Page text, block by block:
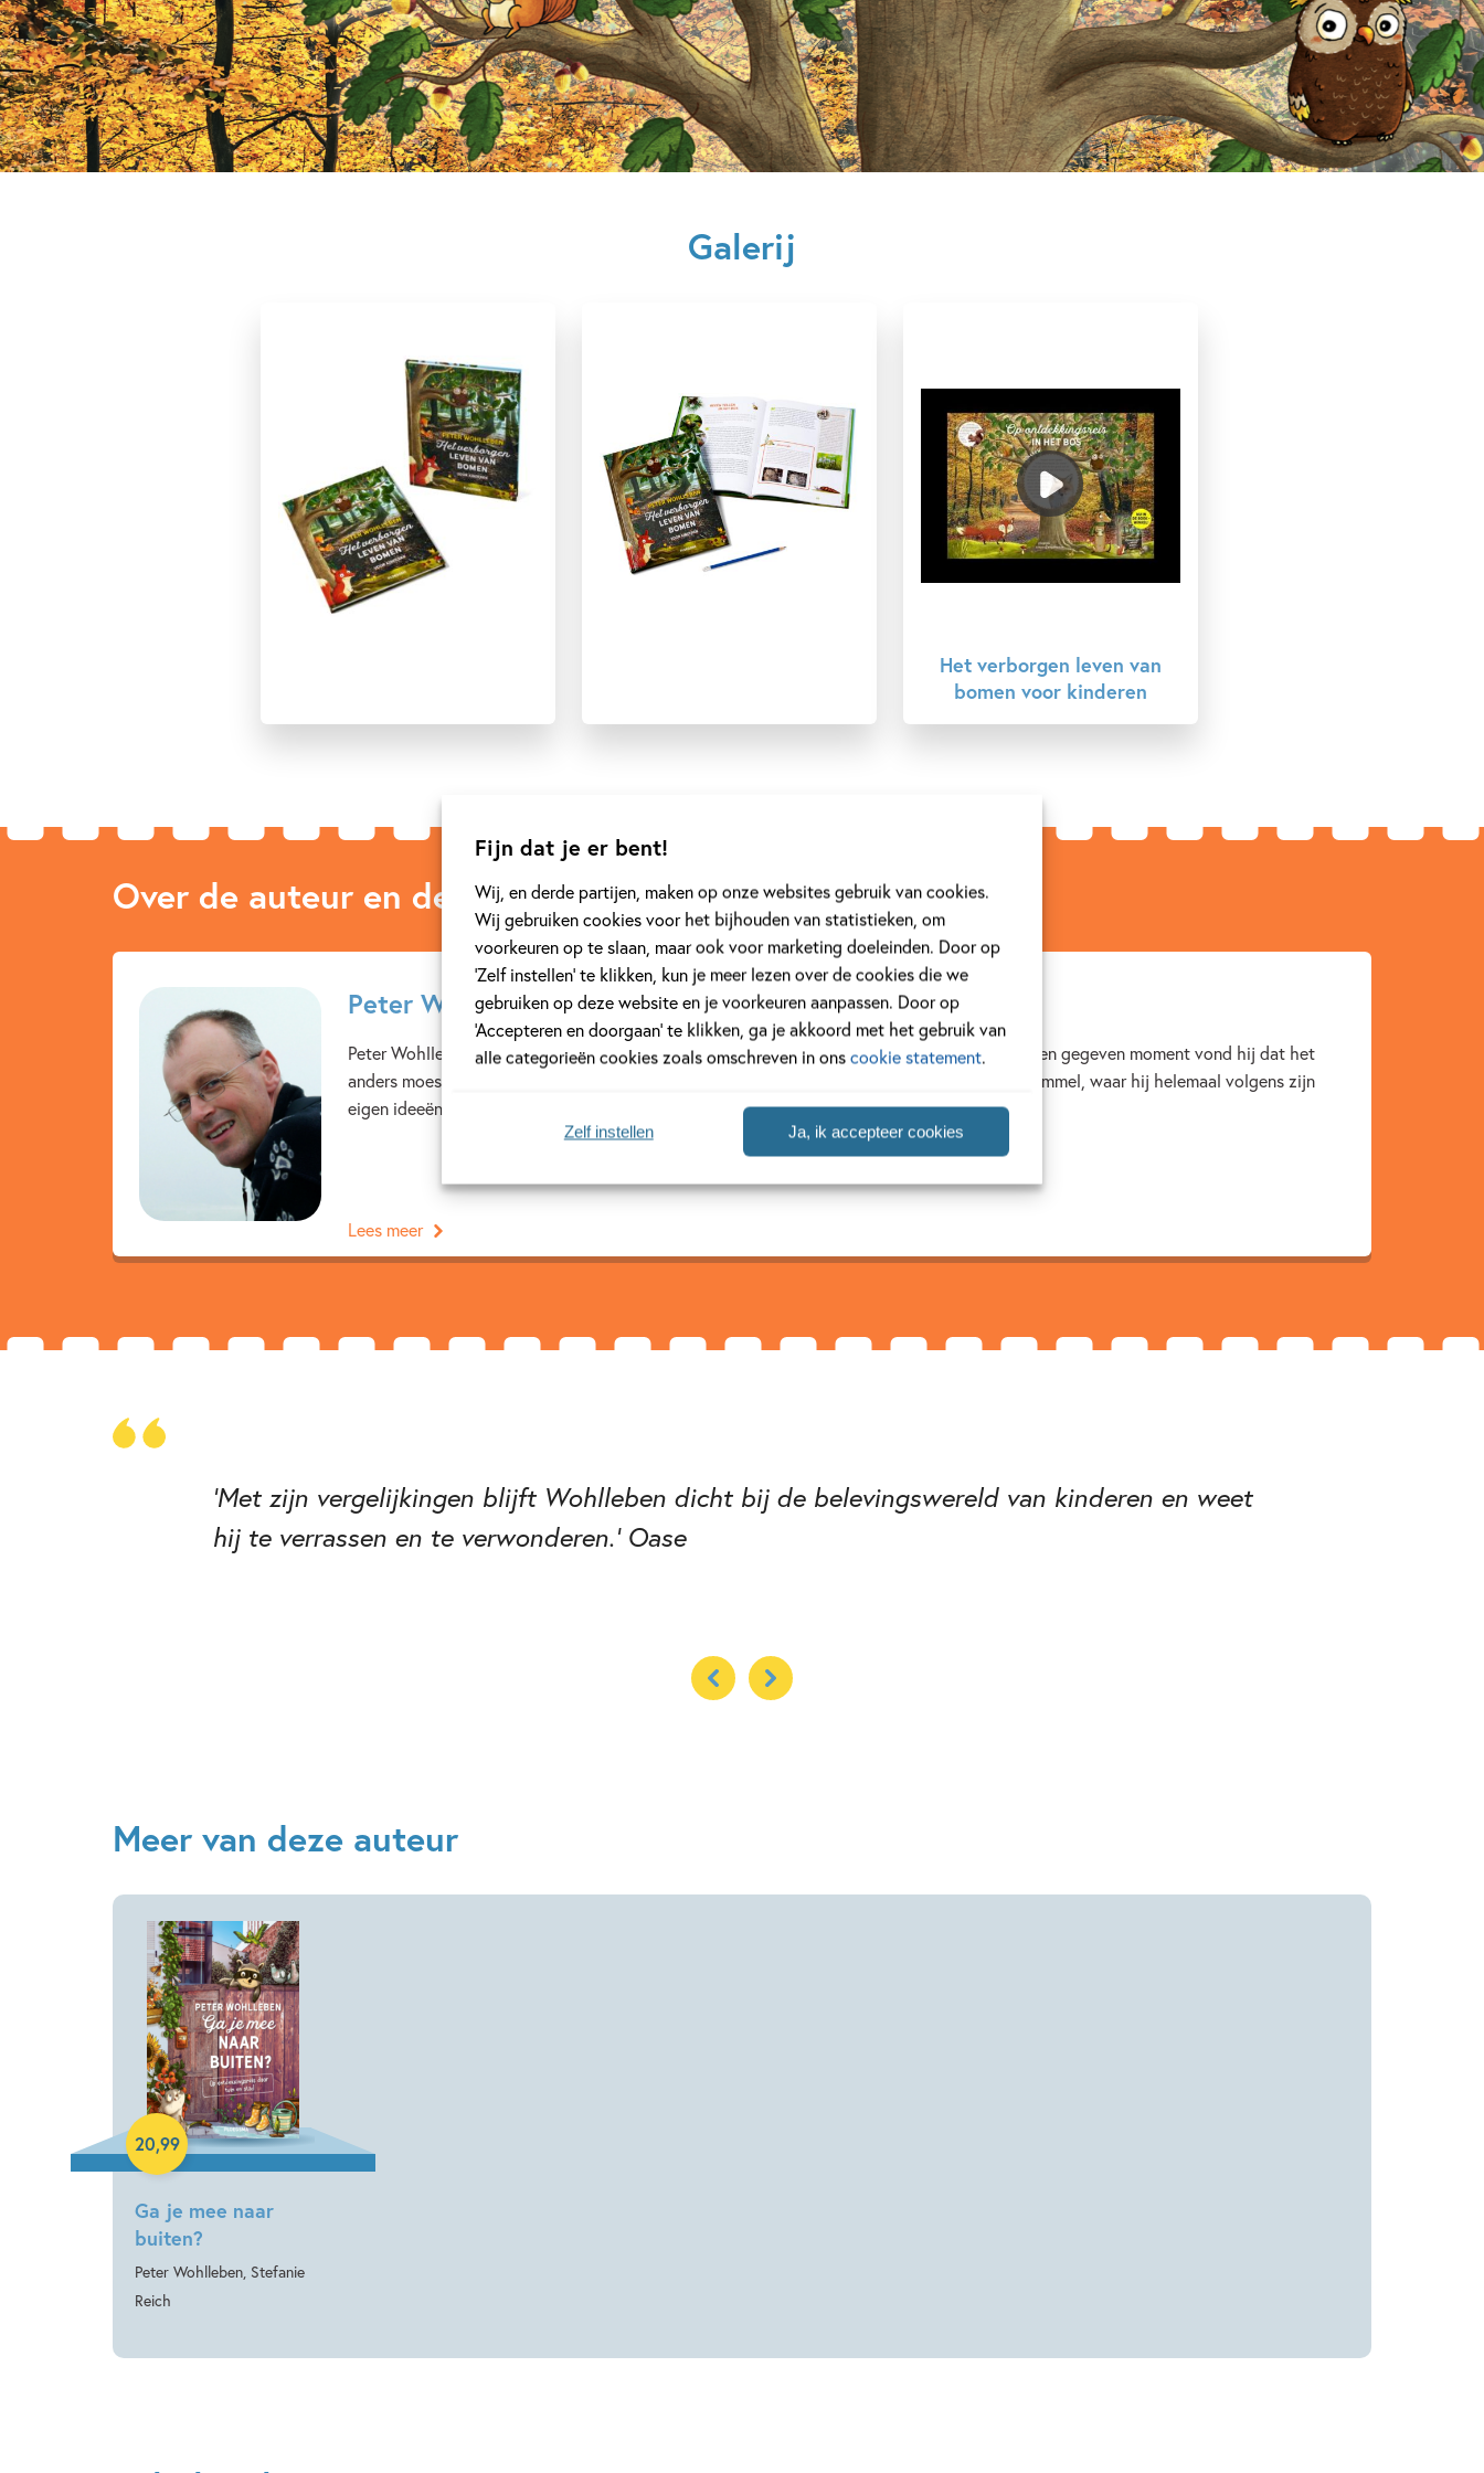
Fijn dat je er bent!
Wij, en derde partijen, maken op onze websites gebruik van cookies.
Wij gebruiken cookies voor het bijhouden van statistieken, om
voorkeuren op te slaan, maar ook voor marketing doeleinden. Door op
‘Zelf instellen’ te klikken, kun je meer lezen over de cookies die we
gebruiken op deze website en je voorkeuren aanpassen. Door op
‘Accepteren en doorgaan’ te klikken, ga je akkoord met het gebruik van
alle categorieën cookies zoals omschreven in onscookie statement.
Ja, ik accepteer cookies
Zelf instellen
12+ jaar 7 – 9 jaar 9 – 12 jaar
Dagelijks leven
Dieren & natuur
Milieu & klimaat Non-fictie
Op & rond school
Realistisch
Techniek & wetenschap Peter Wohlleben
Galerij
Het verborgen leven van
bomen voor kinderen
Over de auteur en de illustrator
Peter Wohlleben
Peter Wohlleben (1964) studeerde bosbouw en was jarenlang boswachter in Duitsland. Op een gegeven moment vond hij dat het
anders moest, met meer respect voor de natuur. Nu beheert hij een bos bij de Duitse stad Hümmel, waar hij helemaal volgens zijn
eigen ideeën over ecologie en bosbeheer kan...
Lees meer
‘Met zijn vergelijkingen blijft Wohlleben dicht bij de belevingswereld van kinderen en weet
hij te verrassen en te verwonderen.’ Oase
Meer van deze auteur
Ga je mee naar
buiten?
Peter Wohlleben, Stefanie
Reich
20,99
Hardcover